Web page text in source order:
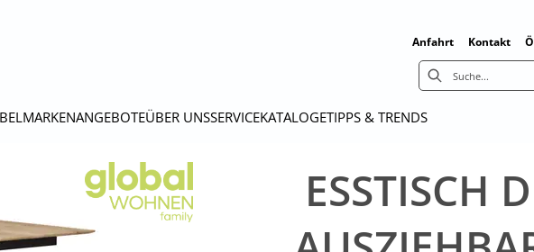
Anfahrt Kontakt
MARKENANGEBOTEÜBER UNSSERVICEKATALOGETIPPS & TRENDS
ESSTISCH